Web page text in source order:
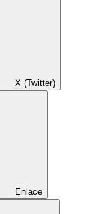
X (Twitter)
Enlace